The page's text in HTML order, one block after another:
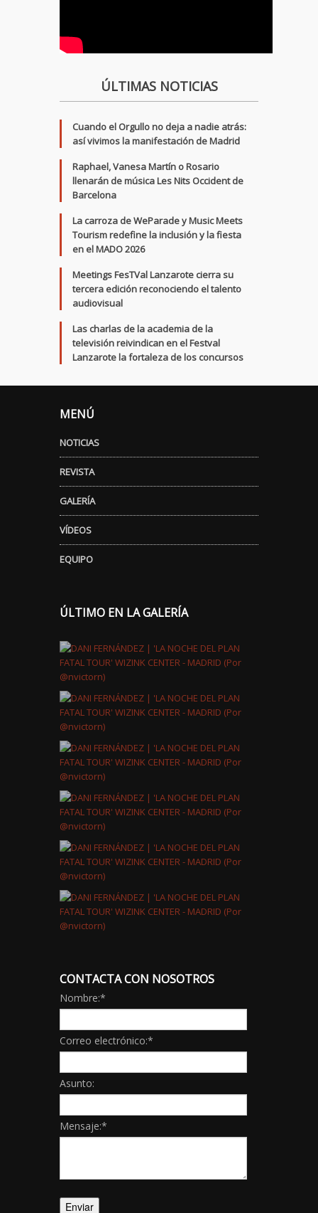
ÚLTIMAS NOTICIAS
Cuando el Orgullo no deja a nadie atrás:
así vivimos la manifestación de Madrid
Raphael, Vanesa Martín o Rosario
llenarán de música Les Nits Occident de
Barcelona
La carroza de WeParade y Music Meets
Tourism redefine la inclusión y la fiesta
en el MADO 2026
Meetings FesTVal Lanzarote cierra su
tercera edición reconociendo el talento
audiovisual
Las charlas de la academia de la
televisión reivindican en el Festval
Lanzarote la fortaleza de los concursos
MENÚ
NOTICIAS
REVISTA
GALERÍA
VÍDEOS
EQUIPO
ÚLTIMO EN LA GALERÍA
CONTACTA CON NOSOTROS
Nombre:*
Correo electrónico:*
Asunto:
Mensaje:*